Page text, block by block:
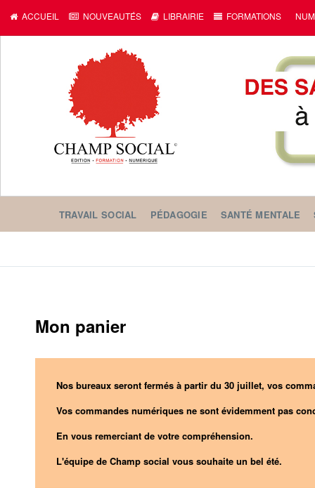
ACCUEIL NOUVEAUTÉS LIBRAIRIE FORMATIONS
TRAVAIL SOCIAL PÉDAGOGIE SANTÉ MENTALE
Mon panier
Nos bureaux seront fermés à partir du 30 juillet, vos
Vos commandes numériques ne sont évidemment pas
En vous remerciant de votre compréhension.
L'équipe de Champ social vous souhaite un bel été.